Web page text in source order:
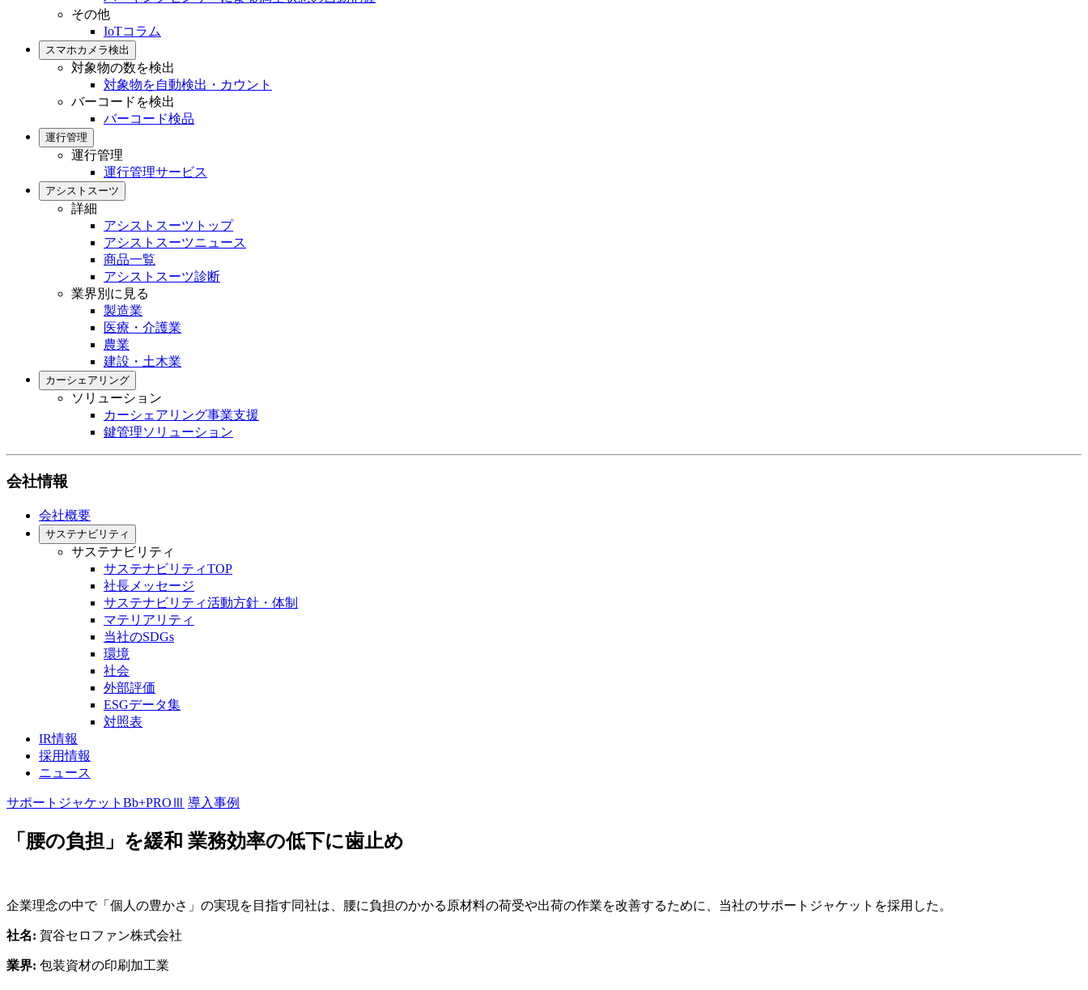
その他
IoTコラム
スマホカメラ検出
対象物の数を検出
対象物を自動検出・カウント
バーコードを検出
バーコード検品
運行管理
運行管理
運行管理サービス
アシストスーツ
詳細
アシストスーツトップ
アシストスーツニュース
商品一覧
アシストスーツ診断
業界別に見る
製造業
医療・介護業
農業
建設・土木業
カーシェアリング
ソリューション
カーシェアリング事業支援
鍵管理ソリューション
会社情報
会社概要
サステナビリティ
サステナビリティ
サステナビリティTOP
社長メッセージ
サステナビリティ活動方針・体制
マテリアリティ
当社のSDGs
環境
社会
外部評価
ESGデータ集
対照表
IR情報
採用情報
ニュース
サポートジャケットBb+PROⅢ 導入事例
「腰の負担」を緩和 業務効率の低下に歯止め
企業理念の中で「個人の豊かさ」の実現を目指す同社は、腰に負担のかかる原材料の荷受や出荷の作業を改善するために、当社のサポートジャケットを採用した。
社名: 賀谷セロファン株式会社
業界: 包装資材の印刷加工業